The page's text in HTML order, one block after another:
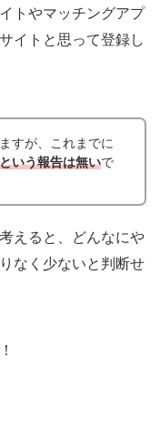
トやマッチングアプ
イトと思って登録し
すが、これまでに
いう報告は無いで
えると、どんなにや
なく少ないと判断せ